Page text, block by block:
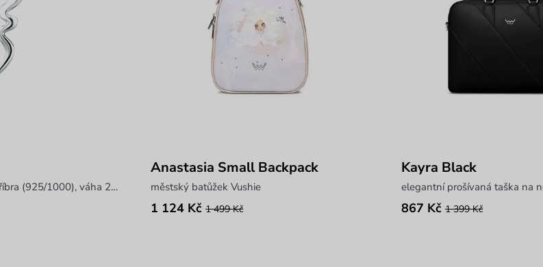
laboratory šperk ze stříbra (925/1000), váha 2,6 g
Anastasia Small Backpack
městský batůžek Vushie
1 124 Kč 1 499 Kč
Kayra Black
elegantní prošívaná taška na
867 Kč 1 399 Kč